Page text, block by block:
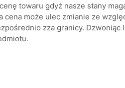
towaru gdyż nasze stany
cena może ulec zmianie ze
zza granicy.